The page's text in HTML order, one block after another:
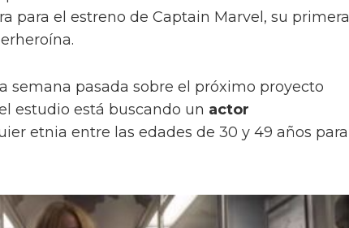
para el estreno de Captain Marvel, su primera
semana pasada sobre el próximo proyecto
estudio está buscando un actor
etnia entre las edades de 30 y 49 años para